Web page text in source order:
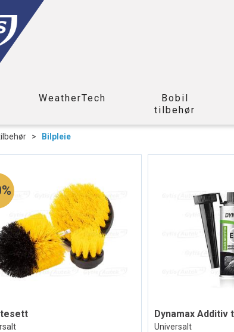
WeatherTech
Bobil
tilbehør
> Bilpleie
Dynamax Additiv
Universalt